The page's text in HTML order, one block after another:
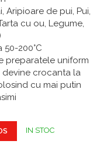
Aripioare de pui, Pui,
cu ou, Legume,
200°C
preparatele uniform
devine crocanta la
cu mai putin
IN STOC